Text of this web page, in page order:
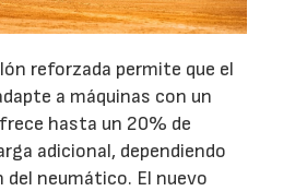
reforzada permite que el
a máquinas con un
hasta un 20% de
adicional, dependiendo
del neumático. El nuevo